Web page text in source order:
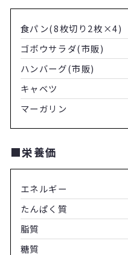
食パン(8枚切り2枚×4)
ゴボウサラダ(市販)
ハンバーグ(市販)
キャベツ
マーガリン
■栄養価
エネルギー
たんぱく質
脂質
糖質